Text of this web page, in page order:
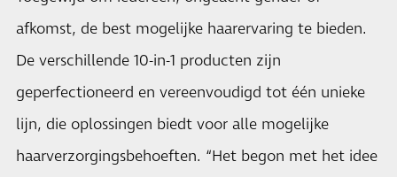
afkomst, de best mogelijke haarervaring te bieden.
De verschillende 10-in-1 producten zijn
geperfectioneerd en vereenvoudigd tot één unieke
lijn, die oplossingen biedt voor alle mogelijke
haarverzorgingsbehoeften. “Het begon met het idee